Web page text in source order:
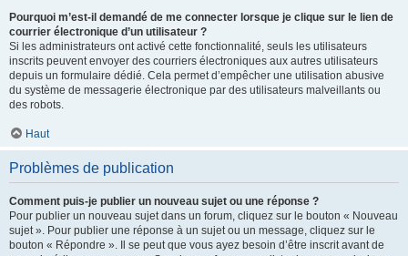
Pourquoi m’est-il demandé de me connecter lorsque je clique sur le lien de
courrier électronique d’un utilisateur ?
Si les administrateurs ont activé cette fonctionnalité, seuls les utilisateurs
inscrits peuvent envoyer des courriers électroniques aux autres utilisateurs
depuis un formulaire dédié. Cela permet d’empêcher une utilisation abusive
du système de messagerie électronique par des utilisateurs malveillants ou
des robots.
Haut
Problèmes de publication
Comment puis-je publier un nouveau sujet ou une réponse ?
Pour publier un nouveau sujet dans un forum, cliquez sur le bouton « Nouveau
sujet ». Pour publier une réponse à un sujet ou un message, cliquez sur le
bouton « Répondre ». Il se peut que vous ayez besoin d’être inscrit avant de